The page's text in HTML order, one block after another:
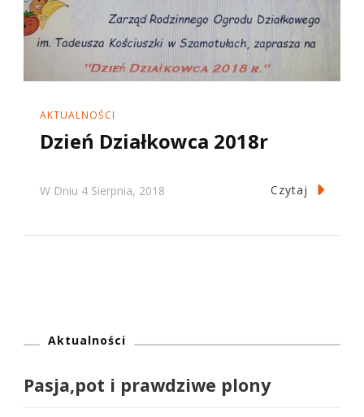
AKTUALNOŚCI
Dzień Działkowca 2018r
W Dniu 4 Sierpnia, 2018 Czytaj
Aktualności
Pasja,pot i prawdziwe plony